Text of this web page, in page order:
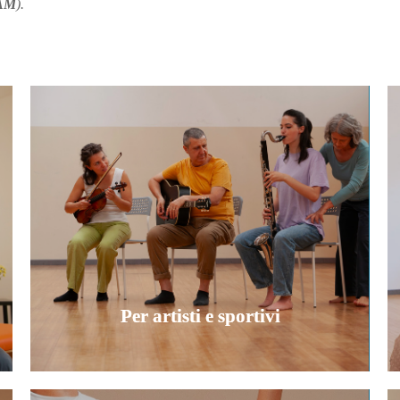
).
Per chi non ha mai praticato
Il Metodo Feldenkrais® può aiutarti a stare meglio e a
muoverti con maggiore consapevolezza e fiducia nel
tuo corpo e nelle sue possibilità.
Scopri come
Per artisti e sportivi